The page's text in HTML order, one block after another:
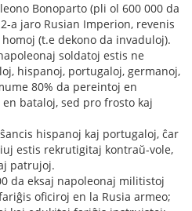
Bonoparto (pli ol 600 000 da
a jaro Rusian Imperion, revenis
(t.e dekono da invaduloj).
soldatoj estis ne
hispanoj, portugaloj, germanoj,
80% da pereintoj en
bataloj, sed pro frosto kaj
hispanoj kaj portugaloj, ĉar
estis rekrutigitaj kontraŭ-vole,
patrujoj.
da eksaj napoleonaj militistoj
oficiroj en la Rusia armeo;